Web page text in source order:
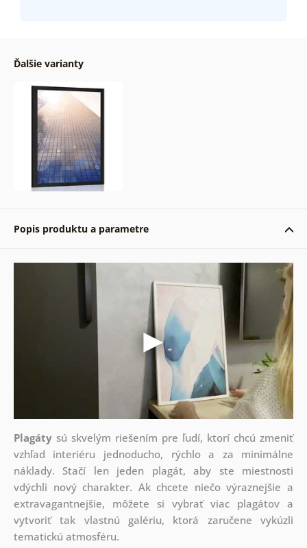
Ďalšie varianty
Popis produktu a parametre
Plagátysú skvelým riešením pre ľudí, ktorí chcú zmeniť
vzhľad interiéru jednoducho, rýchlo a za minimálne
náklady. Stačí len jeden plagát, aby ste miestnosti
vdýchli nový charakter. Ak chcete niečo výraznejšie a
extravagantnejšie, môžete si vybrať viac plagátov a
vytvoriť tak vlastnú galériu, ktorá zaručene vykúzli
tematickú atmosféru.